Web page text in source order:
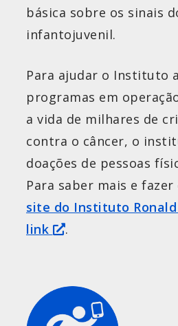
básica sobre os sinais
infantojuvenil.
Para ajudar o Instituto
programas em
a vida de milhares de
contra o câncer, o
doações de pessoas
Para saber mais e fazer
site do Instituto
link
.